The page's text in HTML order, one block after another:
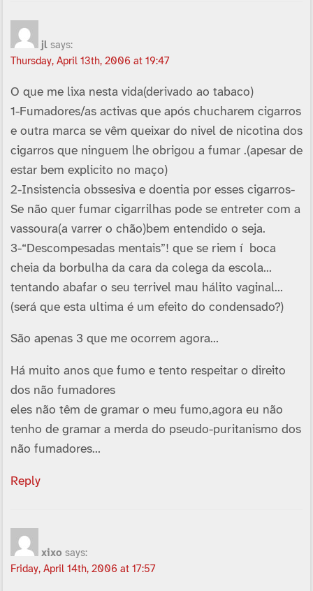
jl says:
Thursday, April 13th, 2006 at 19:47
O que me lixa nesta vida(derivado ao tabaco)
1-Fumadores/as activas que após chucharem cigarros
e outra marca se vêm queixar do nivel de nicotina dos
cigarros que ninguem lhe obrigou a fumar .(apesar de
estar bem explicito no maço)
2-Insistencia obssesiva e doentia por esses cigarros-
Se não quer fumar cigarrilhas pode se entreter com a
vassoura(a varrer o chão)bem entendido o seja.
3-“Descompesadas mentais”! que se riem í boca
cheia da borbulha da cara da colega da escola…
tentando abafar o seu terrivel mau hálito vaginal…
(será que esta ultima é um efeito do condensado?)
São apenas 3 que me ocorrem agora…
Há muito anos que fumo e tento respeitar o direito
dos não fumadores
eles não têm de gramar o meu fumo,agora eu não
tenho de gramar a merda do pseudo-puritanismo dos
não fumadores…
Reply
xixo says:
Friday, April 14th, 2006 at 17:57